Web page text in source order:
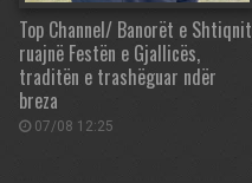
Top Channel/ Banorët e Shtiqnit
ruajnë Festën e Gjallicës,
traditën e trashëguar ndër
breza
07/08 12:25